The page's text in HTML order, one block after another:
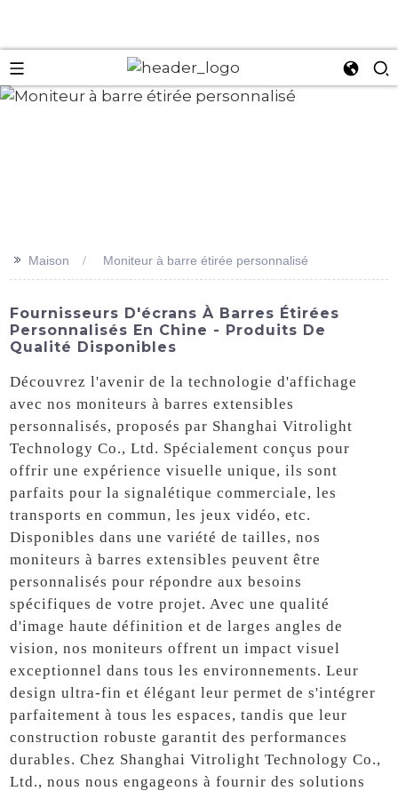
>> Maison Moniteur à barre étirée personnalisé
Fournisseurs D'écrans À Barres Étirées
Personnalisés En Chine - Produits De
Qualité Disponibles
Découvrez l'avenir de la technologie d'affichage
avec nos moniteurs à barres extensibles
personnalisés, proposés par Shanghai Vitrolight
Technology Co., Ltd. Spécialement conçus pour
offrir une expérience visuelle unique, ils sont
parfaits pour la signalétique commerciale, les
transports en commun, les jeux vidéo, etc.
Disponibles dans une variété de tailles, nos
moniteurs à barres extensibles peuvent être
personnalisés pour répondre aux besoins
spécifiques de votre projet. Avec une qualité
d'image haute définition et de larges angles de
vision, nos moniteurs offrent un impact visuel
exceptionnel dans tous les environnements. Leur
design ultra-fin et élégant leur permet de s'intégrer
parfaitement à tous les espaces, tandis que leur
construction robuste garantit des performances
durables. Chez Shanghai Vitrolight Technology Co.,
Ltd., nous nous engageons à fournir des solutions